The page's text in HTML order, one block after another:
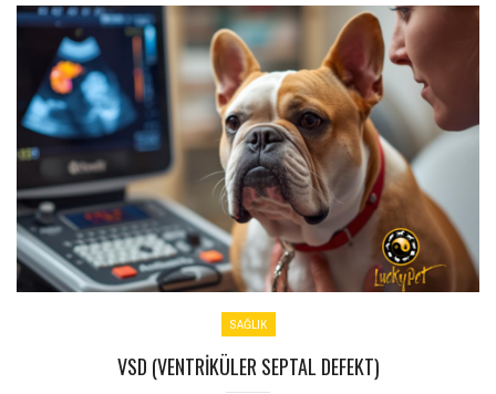
SAĞLIK
VSD (VENTRIKÜLER SEPTAL DEFEKT)